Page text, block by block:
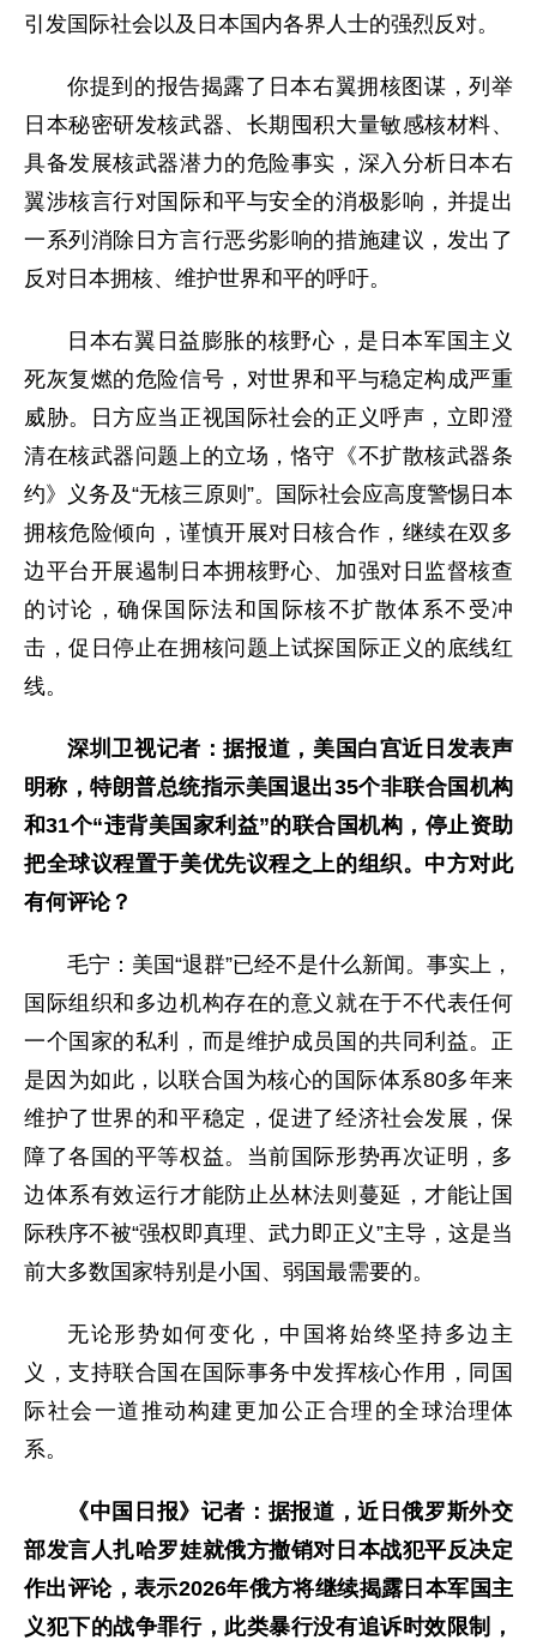
引发国际社会以及日本国内各界人士的强烈反对。
你提到的报告揭露了日本右翼拥核图谋，列举
日本秘密研发核武器、长期囤积大量敏感核材料、
具备发展核武器潜力的危险事实，深入分析日本右
翼涉核言行对国际和平与安全的消极影响，并提出
一系列消除日方言行恶劣影响的措施建议，发出了
反对日本拥核、维护世界和平的呼吁。
日本右翼日益膨胀的核野心，是日本军国主义
死灰复燃的危险信号，对世界和平与稳定构成严重
威胁。日方应当正视国际社会的正义呼声，立即澄
清在核武器问题上的立场，恪守《不扩散核武器条
约》义务及“无核三原则”。国际社会应高度警惕日本
拥核危险倾向，谨慎开展对日核合作，继续在双多
边平台开展遏制日本拥核野心、加强对日监督核查
的讨论，确保国际法和国际核不扩散体系不受冲
击，促日停止在拥核问题上试探国际正义的底线红
线。
深圳卫视记者：据报道，美国白宫近日发表声
明称，特朗普总统指示美国退出35个非联合国机构
和31个“违背美国家利益”的联合国机构，停止资助
把全球议程置于美优先议程之上的组织。中方对此
有何评论？
毛宁：美国“退群”已经不是什么新闻。事实上，
国际组织和多边机构存在的意义就在于不代表任何
一个国家的私利，而是维护成员国的共同利益。正
是因为如此，以联合国为核心的国际体系80多年来
维护了世界的和平稳定，促进了经济社会发展，保
障了各国的平等权益。当前国际形势再次证明，多
边体系有效运行才能防止丛林法则蔓延，才能让国
际秩序不被“强权即真理、武力即正义”主导，这是当
前大多数国家特别是小国、弱国最需要的。
无论形势如何变化，中国将始终坚持多边主
义，支持联合国在国际事务中发挥核心作用，同国
际社会一道推动构建更加公正合理的全球治理体
系。
《中国日报》记者：据报道，近日俄罗斯外交
部发言人扎哈罗娃就俄方撤销对日本战犯平反决定
作出评论，表示2026年俄方将继续揭露日本军国主
义犯下的战争罪行，此类暴行没有追诉时效限制，